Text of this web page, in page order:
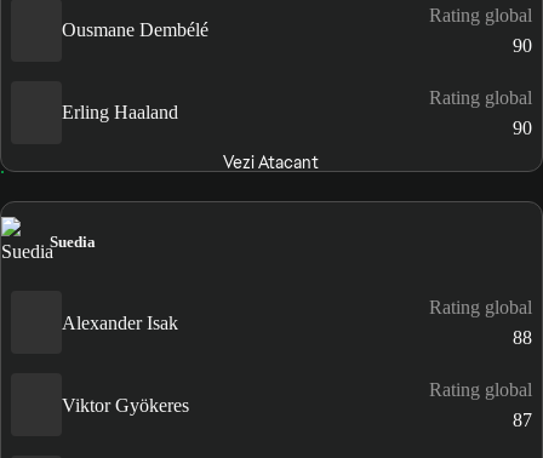
Ousmane Dembélé
Rating global
90
Erling Haaland
Rating global
90
Vezi Atacant
Suedia
Alexander Isak
Rating global
88
Viktor Gyökeres
Rating global
87